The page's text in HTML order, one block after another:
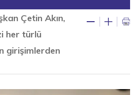
Çetin Akın,
her türlü
girişimlerden